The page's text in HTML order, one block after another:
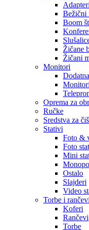
Adapteri
Bežični
Boom
Žičane
Žičani
Monitori
Monitori
Oprema za
Ručke
Sredstva za
Stativi
Foto &
Foto
Mini
Ostalo
Slajderi
Video
Torbe i rančevi
Koferi
Rančevi
Torbe